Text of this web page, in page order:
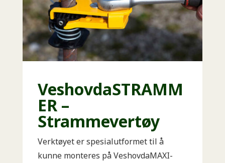
VeshovdaSTRAMM
ER –
Strammevertøy
Verktøyet er spesialutformet til å
kunne monteres på VeshovdaMAXI-